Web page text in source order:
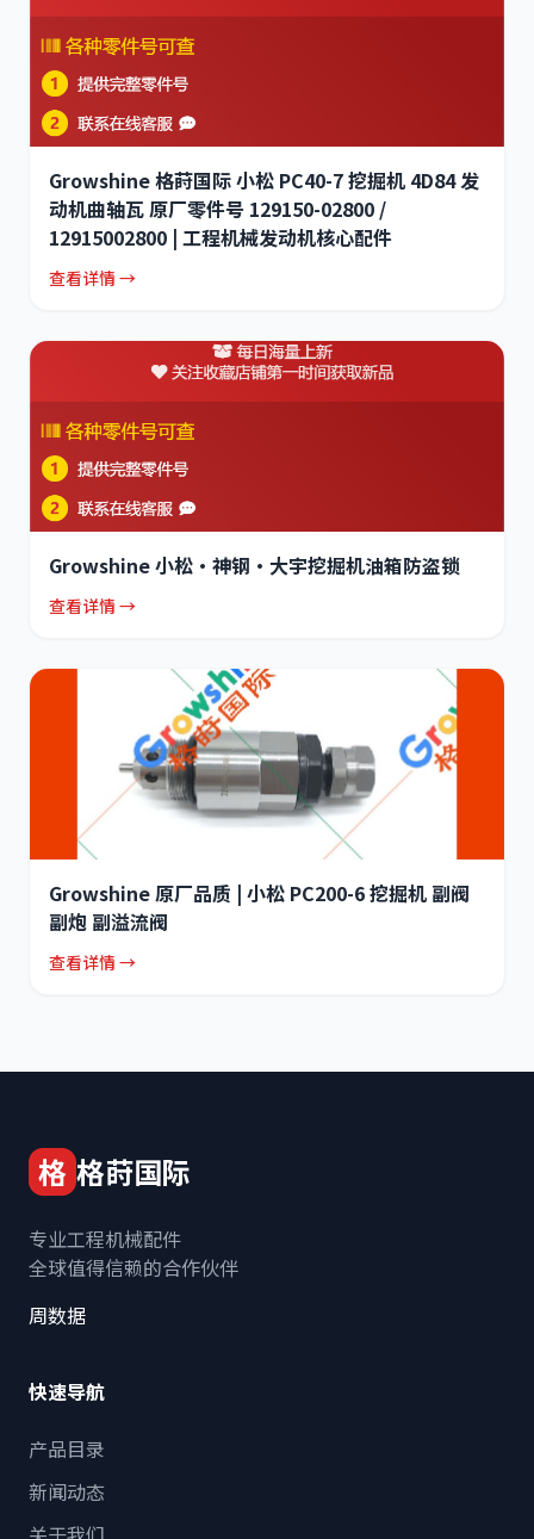
Growshine 格莳国际 小松 PC40-7 挖掘机 4D84 发
动机曲轴瓦 原厂零件号 129150-02800 /
12915002800 | 工程机械发动机核心配件
查看详情 →
Growshine 小松·神钢·大宇挖掘机油箱防盗锁
查看详情 →
Growshine 原厂品质 | 小松 PC200-6 挖掘机 副阀
副炮 副溢流阀
查看详情 →
格 格莳国际
专业工程机械配件
全球值得信赖的合作伙伴
周数据
快速导航
产品目录
新闻动态